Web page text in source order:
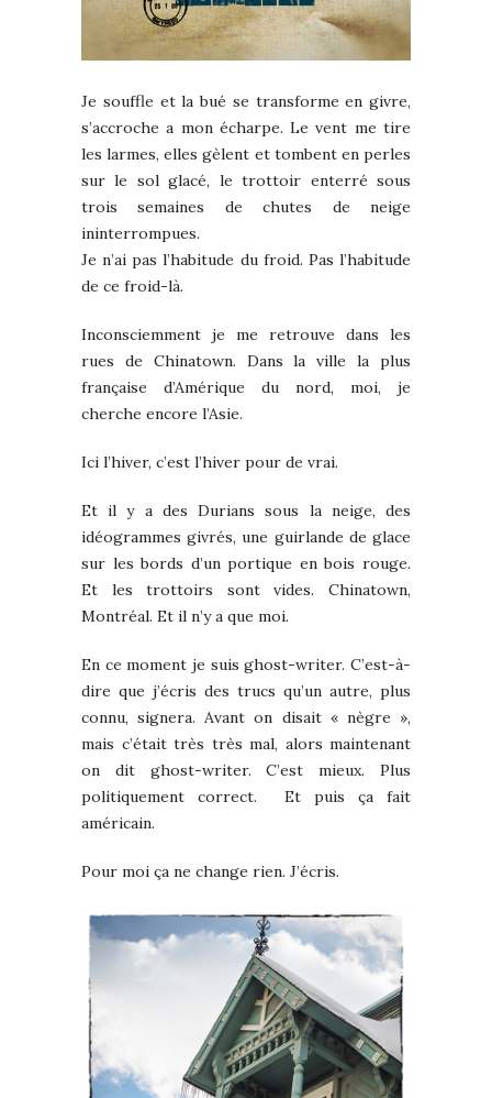
Je souffle et la bué se transforme en givre,
s’accroche a mon écharpe. Le vent me tire
les larmes, elles gèlent et tombent en perles
sur le sol glacé, le trottoir enterré sous
trois semaines de chutes de neige
ininterrompues.
Je n’ai pas l’habitude du froid. Pas l’habitude
de ce froid-là.
Inconsciemment je me retrouve dans les
rues de Chinatown. Dans la ville la plus
française d’Amérique du nord, moi, je
cherche encore l’Asie.
Ici l’hiver, c’est l’hiver pour de vrai.
Et il y a des Durians sous la neige, des
idéogrammes givrés, une guirlande de glace
sur les bords d’un portique en bois rouge.
Et les trottoirs sont vides. Chinatown,
Montréal. Et il n’y a que moi.
En ce moment je suis ghost-writer. C’est-à-
dire que j’écris des trucs qu’un autre, plus
connu, signera. Avant on disait « nègre »,
mais c’était très très mal, alors maintenant
on dit ghost-writer. C’est mieux. Plus
politiquement correct. Et puis ça fait
américain.
Pour moi ça ne change rien. J’écris.